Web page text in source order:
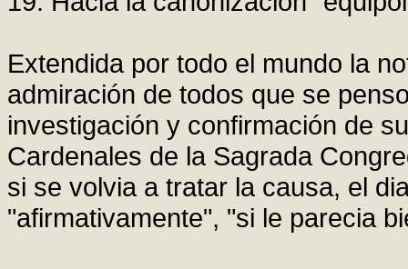
Extendida por todo el mundo la
admiración de todos que se
investigación y confirmación de
Cardenales de la Sagrada
si se volvia a tratar la causa, el
"afirmativamente", "si le parecia